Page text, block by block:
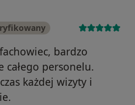
bardzo
całego personelu.
każdej wizyty i